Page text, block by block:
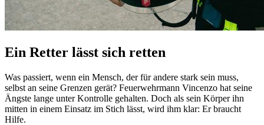
Ein Retter lässt sich retten
Was passiert, wenn ein Mensch, der für andere stark sein muss,
selbst an seine Grenzen gerät? Feuerwehrmann Vincenzo hat seine
Ängste lange unter Kontrolle gehalten. Doch als sein Körper ihn
mitten in einem Einsatz im Stich lässt, wird ihm klar: Er braucht
Hilfe.